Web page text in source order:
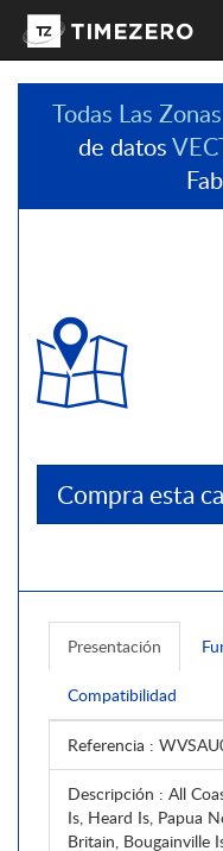
Todas Las Zonas
de datos
Compra esta
Presentación
Compatibilidad
Referencia :
Descripción : All
Is, Heard Is, Papua
Britain, Bougainville